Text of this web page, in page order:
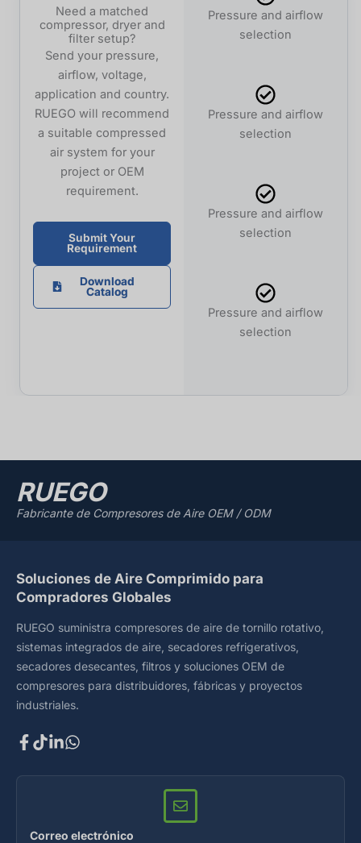
Need a matched
compressor, dryer and
filter setup?
Send your pressure,
airflow, voltage,
application and country.
RUEGO will recommend
a suitable compressed
air system for your
project or OEM
requirement.
Submit Your
Requirement
Download
Catalog
Pressure and airflow
selection
Pressure and airflow
selection
Pressure and airflow
selection
Pressure and airflow
selection
RUEGO
Fabricante de Compresores de Aire OEM / ODM
Soluciones de Aire Comprimido para
Compradores Globales
RUEGO suministra compresores de aire de tornillo rotativo,
sistemas integrados de aire, secadores refrigerativos,
secadores desecantes, filtros y soluciones OEM de
compresores para distribuidores, fábricas y proyectos
industriales.
Correo electrónico